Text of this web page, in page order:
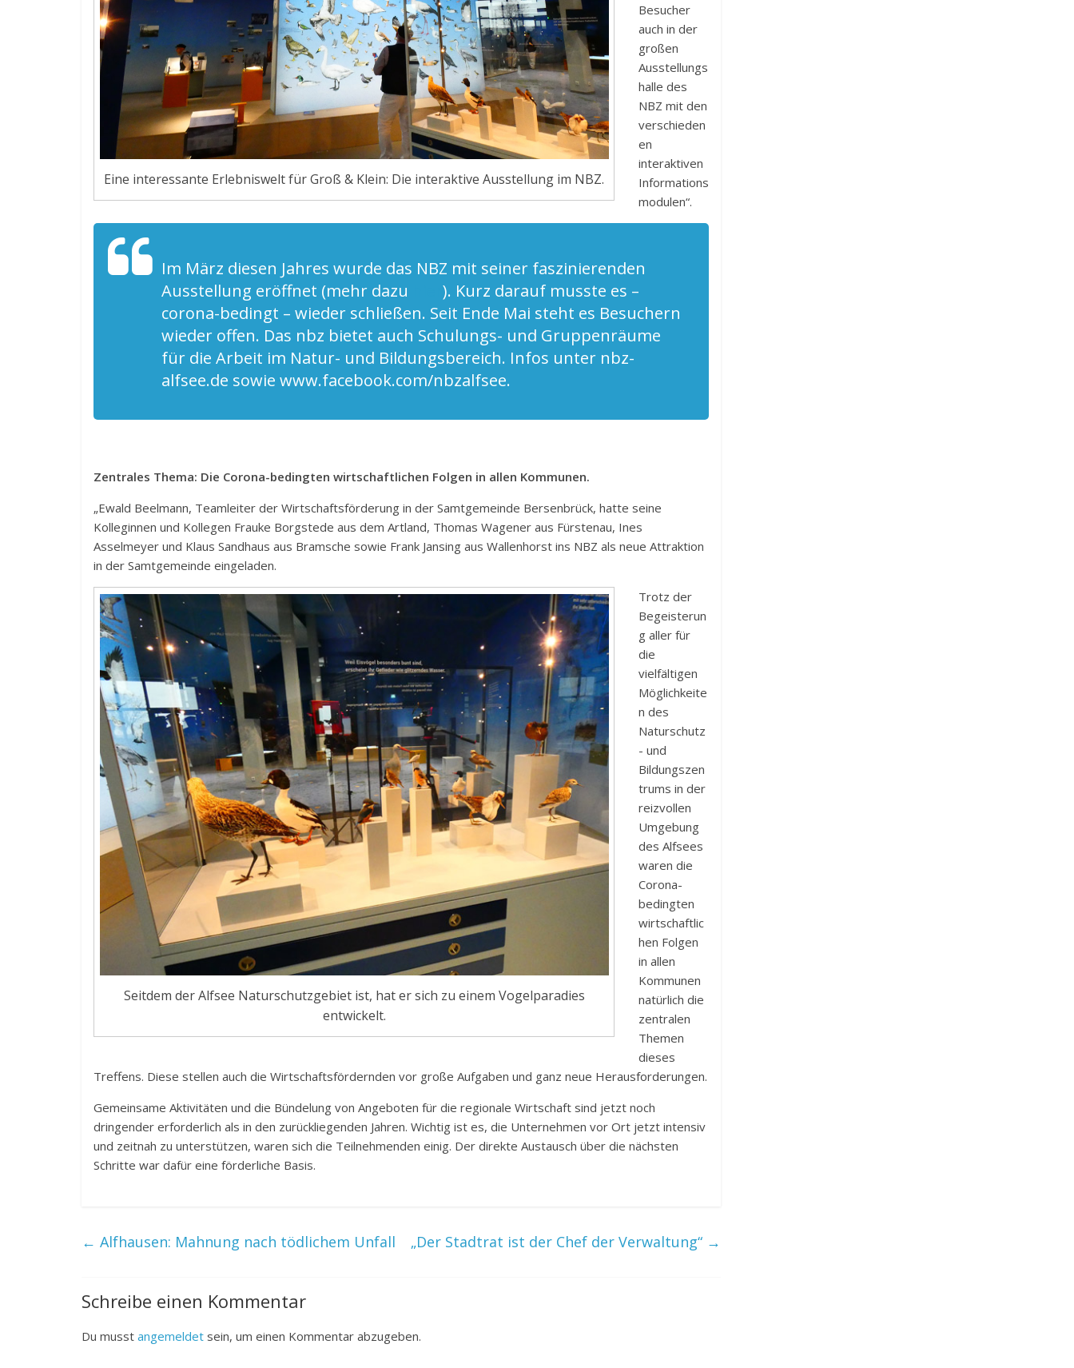
Eine interessante Erlebniswelt für Groß & Klein: Die interaktive Ausstellung im NBZ.
Besucher
auch in der
großen
Ausstellungs
halle des
NBZ mit den
verschieden
en
interaktiven
Informations
modulen“.
Im März diesen Jahres wurde das NBZ mit seiner faszinierenden
Ausstellung eröffnet (mehr dazu
). Kurz darauf musste es –
corona-bedingt – wieder schließen. Seit Ende Mai steht es Besuchern
wieder offen. Das nbz bietet auch Schulungs- und Gruppenräume
für die Arbeit im Natur- und Bildungsbereich. Infos unter nbz-
alfsee.de sowie www.facebook.com/nbzalfsee.
Zentrales Thema: Die Corona-bedingten wirtschaftlichen Folgen in allen Kommunen.
„Ewald Beelmann, Teamleiter der Wirtschaftsförderung in der Samtgemeinde Bersenbrück, hatte seine
Kolleginnen und Kollegen Frauke Borgstede aus dem Artland, Thomas Wagener aus Fürstenau, Ines
Asselmeyer und Klaus Sandhaus aus Bramsche sowie Frank Jansing aus Wallenhorst ins NBZ als neue Attraktion
in der Samtgemeinde eingeladen.
Seitdem der Alfsee Naturschutzgebiet ist, hat er sich zu einem Vogelparadies
entwickelt.
Trotz der
Begeisterun
g aller für
die
vielfältigen
Möglichkeite
n des
Naturschutz
- und
Bildungszen
trums in der
reizvollen
Umgebung
des Alfsees
waren die
Corona-
bedingten
wirtschaftlic
hen Folgen
in allen
Kommunen
natürlich die
zentralen
Themen
dieses
Treffens. Diese stellen auch die Wirtschaftsfördernden vor große Aufgaben und ganz neue Herausforderungen.
Gemeinsame Aktivitäten und die Bündelung von Angeboten für die regionale Wirtschaft sind jetzt noch
dringender erforderlich als in den zurückliegenden Jahren. Wichtig ist es, die Unternehmen vor Ort jetzt intensiv
und zeitnah zu unterstützen, waren sich die Teilnehmenden einig. Der direkte Austausch über die nächsten
Schritte war dafür eine förderliche Basis.
← Alfhausen: Mahnung nach tödlichem Unfall „Der Stadtrat ist der Chef der Verwaltung“ →
Schreibe einen Kommentar
Du musst angemeldet sein, um einen Kommentar abzugeben.